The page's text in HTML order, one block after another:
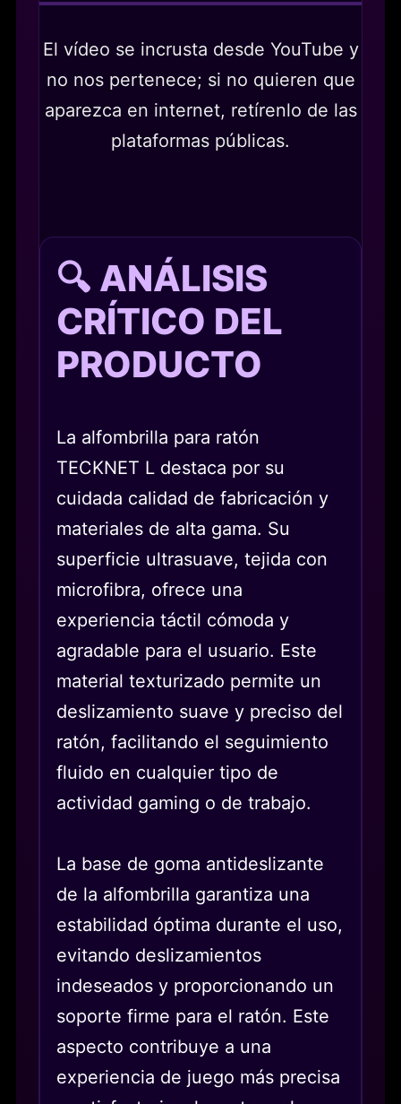
El vídeo se incrusta desde YouTube y
no nos pertenece; si no quieren que
aparezca en internet, retírenlo de las
plataformas públicas.
🔍 ANÁLISIS
CRÍTICO DEL
PRODUCTO
La alfombrilla para ratón
TECKNET L destaca por su
cuidada calidad de fabricación y
materiales de alta gama. Su
superficie ultrasuave, tejida con
microfibra, ofrece una
experiencia táctil cómoda y
agradable para el usuario. Este
material texturizado permite un
deslizamiento suave y preciso del
ratón, facilitando el seguimiento
fluido en cualquier tipo de
actividad gaming o de trabajo.
La base de goma antideslizante
de la alfombrilla garantiza una
estabilidad óptima durante el uso,
evitando deslizamientos
indeseados y proporcionando un
soporte firme para el ratón. Este
aspecto contribuye a una
experiencia de juego más precisa